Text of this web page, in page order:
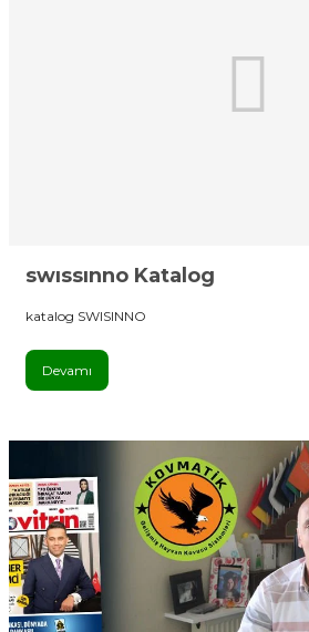
swıssınno Katalog
katalog SWISINNO
Devamı